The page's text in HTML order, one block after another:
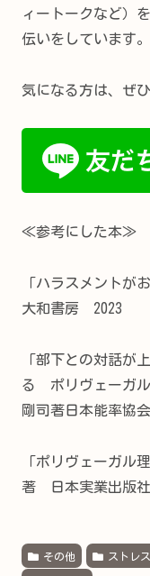
ィートークなど）
伝いをしています。
気になる方は、ぜ
≪参考にした本≫
「ハラスメントが
大和書房 2023
「部下との対話が
る ポリヴェーガル
剛司著日本能率協
「ポリヴェーガル
著 日本実業出版
その他 ストレ